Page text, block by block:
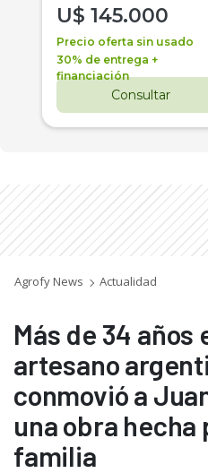
U$ 145.000
Precio oferta sin usado
30% de entrega +
financiación
Consultar
Agrofy News Actualidad
Más de 34 años
artesano
conmovió a
una obra hecha
familia